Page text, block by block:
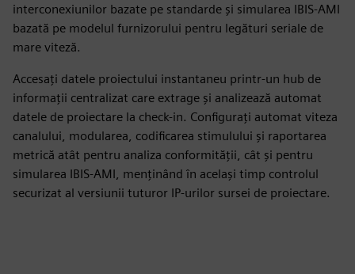
interconexiunilor bazate pe standarde și simularea IBIS-AMI
bazată pe modelul furnizorului pentru legături seriale de
mare viteză.
Accesați datele proiectului instantaneu printr-un hub de
informații centralizat care extrage și analizează automat
datele de proiectare la check-in. Configurați automat viteza
canalului, modularea, codificarea stimulului și raportarea
metrică atât pentru analiza conformității, cât și pentru
simularea IBIS-AMI, menținând în același timp controlul
securizat al versiunii tuturor IP-urilor sursei de proiectare.